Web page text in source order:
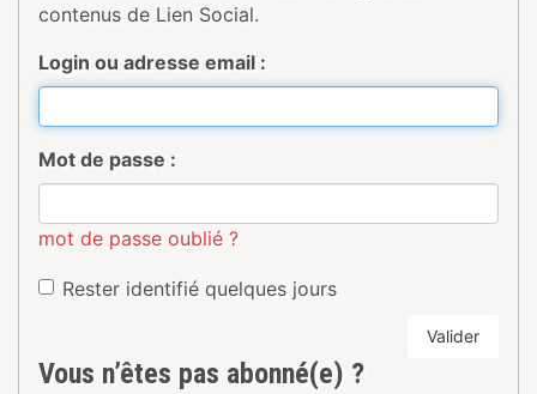
contenus de Lien Social.
Login ou adresse email :
Mot de passe :
mot de passe oublié ?
Rester identifié quelques jours
Valider
Vous n’êtes pas abonné(e) ?